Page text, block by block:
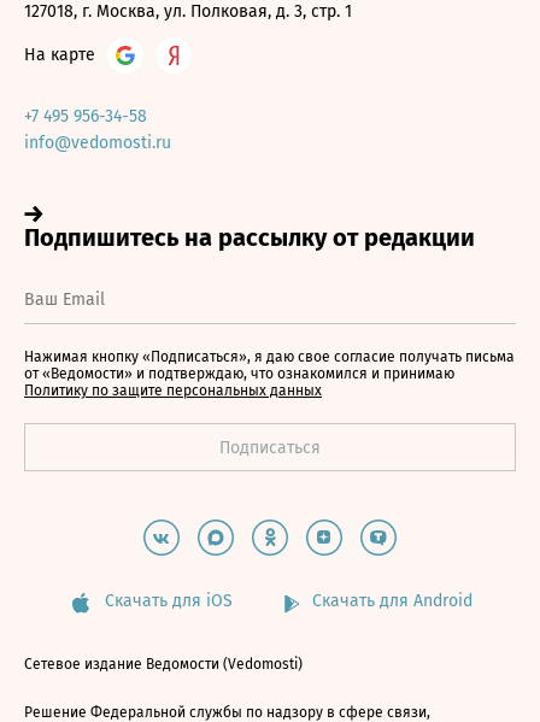
127018, г. Москва, ул. Полковая, д. 3, стр. 1
На карте
+7 495 956-34-58
info@vedomosti.ru
Нажимая кнопку «Подписаться», я даю свое согласие получать письма
от «Ведомости» и подтверждаю, что ознакомился и принимаю
Политику по защите персональных данных
Скачать для iOS Скачать для Android
Сетевое издание Ведомости (Vedomosti)
Решение Федеральной службы по надзору в сфере связи,